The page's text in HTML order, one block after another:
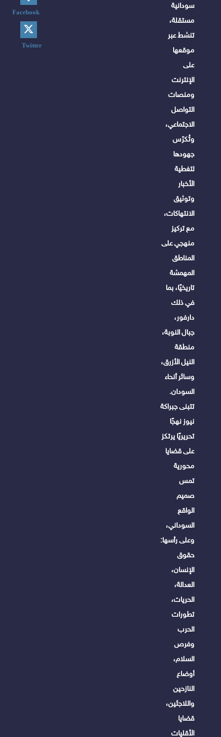
سودانية
مستقلة،
تنشط عبر
موقعها
على
الإنترنت
ومنصات
التواصل
الاجتماعي،
وتُكرّس
جهودها
لتغطية
الأخبار
وتوثيق
الانتهاكات،
مع تركيز
منهجي على
المناطق
المهمشة
تاريخيًا، بما
في ذلك
دارفور،
جبال النوبة،
منطقة
النيل الأزرق،
وسائر أنحاء
السودان.
تتبنى جبراكة
نيوز نهجًا
تحريريًا يرتكز
على قضايا
محورية
تمس
صميم
الواقع
السوداني،
وعلى رأسها:
حقوق
الإنسان،
العدالة،
الحريات،
تطورات
الحرب
وفرص
السلام،
أوضاع
النازحين
واللاجئين،
قضايا
الأقليات
Facebook
Twitter